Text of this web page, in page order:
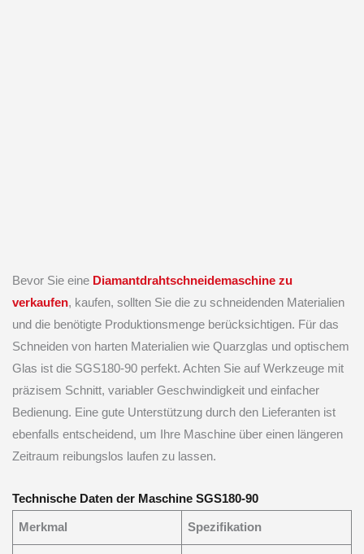
Bevor Sie eine Diamantdrahtschneidemaschine zu
verkaufen, kaufen, sollten Sie die zu schneidenden Materialien
und die benötigte Produktionsmenge berücksichtigen. Für das
Schneiden von harten Materialien wie Quarzglas und optischem
Glas ist die SGS180-90 perfekt. Achten Sie auf Werkzeuge mit
präzisem Schnitt, variabler Geschwindigkeit und einfacher
Bedienung. Eine gute Unterstützung durch den Lieferanten ist
ebenfalls entscheidend, um Ihre Maschine über einen längeren
Zeitraum reibungslos laufen zu lassen.
Technische Daten der Maschine SGS180-90
Merkmal Spezifikation